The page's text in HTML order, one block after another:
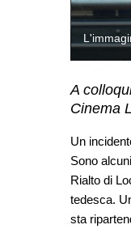
A
Cinema
Un
Sono
Rialto di
tedesca.
sta